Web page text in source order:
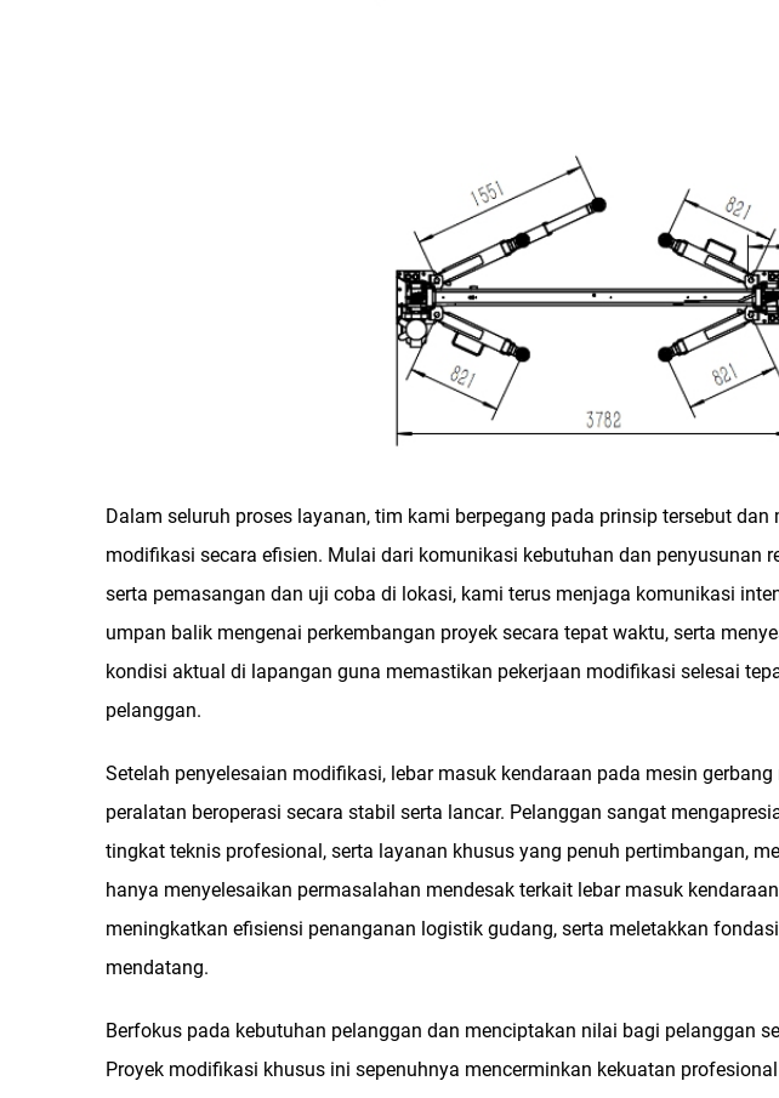
Dalam seluruh proses layanan, tim kami berpegang pada prinsip tersebut
modifikasi secara efisien. Mulai dari komunikasi kebutuhan dan penyusunan
serta pemasangan dan uji coba di lokasi, kami terus menjaga komunikasi
umpan balik mengenai perkembangan proyek secara tepat waktu, serta
kondisi aktual di lapangan guna memastikan pekerjaan modifikasi selesai
pelanggan.
Setelah penyelesaian modifikasi, lebar masuk kendaraan pada mesin
peralatan beroperasi secara stabil serta lancar. Pelanggan sangat
tingkat teknis profesional, serta layanan khusus yang penuh pertimbangan,
hanya menyelesaikan permasalahan mendesak terkait lebar masuk
meningkatkan efisiensi penanganan logistik gudang, serta meletakkan
mendatang.
Berfokus pada kebutuhan pelanggan dan menciptakan nilai bagi pelanggan
Proyek modifikasi khusus ini sepenuhnya mencerminkan kekuatan